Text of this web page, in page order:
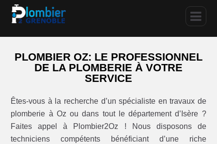
PLOMBIER OZ: LE PROFESSIONNEL
DE LA PLOMBERIE À VOTRE
SERVICE
Êtes-vous à la recherche d’un spécialiste en travaux de
plomberie à Oz ou dans tout le département d’Isère ?
Faites appel à Plombier2Oz ! Nous disposons de
techniciens compétents bénéficiant d’une riche